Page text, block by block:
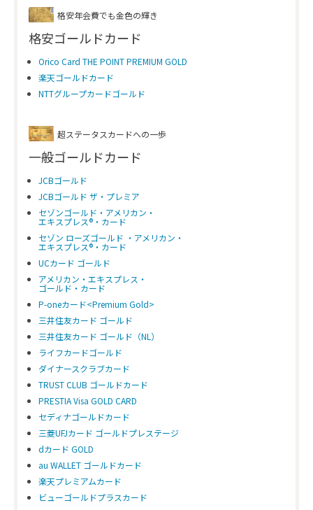
カード名
エムアイカード プラス ゴールド
国際ブランド
年会費(本会員)
1万円+税
年会費(家族会員)
※4枚まで
ポイント有効期間
ポイント還元率
格安年会費でも金色の輝き
格安ゴールドカード
Orico Card THE POINT PREMIUM GOLD
楽天ゴールドカード
NTTグループカードゴールド
超ステータスカードへの一歩
一般ゴールドカード
JCBゴールド
JCBゴールド ザ・プレミア
セゾンゴールド・アメリカン・
エキスプレス®・カード
セゾン ローズゴールド ・アメリカン・
エキスプレス®・カード
UCカード ゴールド
アメリカン・エキスプレス・
ゴールド・カード
P-oneカード<Premium Gold>
三井住友カード ゴールド
三井住友カード ゴールド（NL）
ライフカードゴールド
ダイナースクラブカード
TRUST CLUB ゴールドカード
PRESTIA Visa GOLD CARD
セディナゴールドカード
三菱UFJカード ゴールドプレステージ
dカード GOLD
au WALLET ゴールドカード
楽天プレミアムカード
ビューゴールドプラスカード